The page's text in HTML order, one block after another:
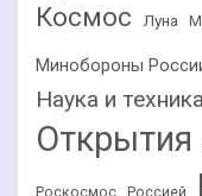
Космос Луна
Минобороны
Наука и техника
Открытия
Роскосмос Россией